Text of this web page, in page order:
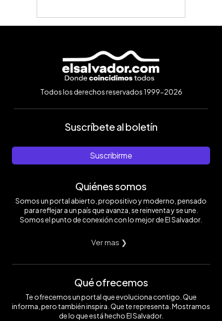
Todos los derechos reservados 1999-2026
Suscríbete al boletín
Suscribirme
Quiénes somos
Somos un portal abierto, propositivo y moderno, pensado
para reflejar a un país que avanza, se reinventa y se une.
Somos el punto de conexión con lo mejor de El Salvador.
Ver mas ❯
Qué ofrecemos
Te ofrecemos un portal que evoluciona contigo. Que
informa, pero también inspira. Que te representa. Mostramos
de lo que está hecho El Salvador.